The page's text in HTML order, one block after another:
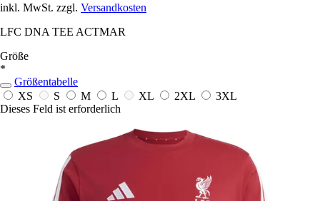
inkl. MwSt. zzgl. Versandkosten
LFC DNA TEE ACTMAR
Größe
*
Größentabelle
XS
S M L XL 2XL
3XL
Dieses Feld ist erforderlich